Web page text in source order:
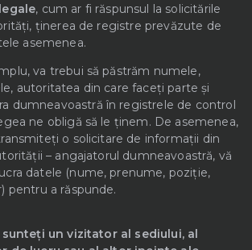
, cum ar fi răspunsul la solicitările
ținerea de registre prevăzute de
asemenea.
va trebui să păstrăm numele,
autoritatea din care faceți parte și
dumneavoastră în registrele de control
ne obligă să le ținem. De asemenea,
o solicitare de informații din
– angajatorul dumneavoastră, vă
datele (nume, prenume, poziție,
pentru a răspunde.
sunteți un vizitator al sediului, al